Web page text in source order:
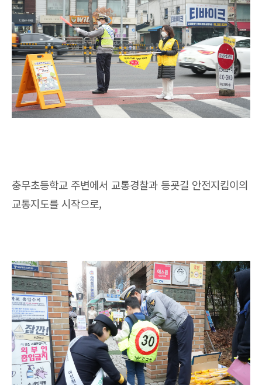
충무초등학교 주변에서 교통경찰과 등굣길 안전지킴이의
교통지도를 시작으로,